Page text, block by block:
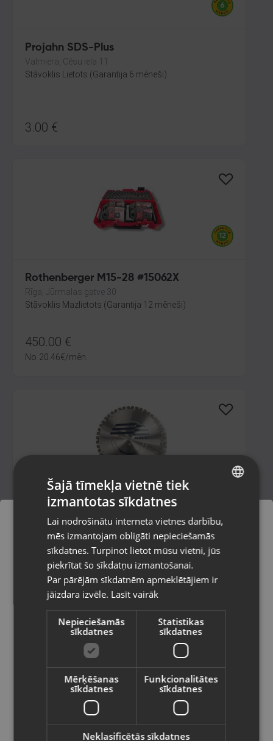
Projahn SDS-Plus
Valmiera, Cēsu iela 11
Stāvoklis Lietots (Garantija 6 mēneši)
3.00 €
Rothenberger M15-28 #15062X
Rīga, Jūrmalas gatve 30
Stāvoklis Mazlietots (Garantija 12 mēneši)
450.00 €
No 20.46€/mēn.
zanesis hand held high speed for
r.concrete premium
Ventspils, Kuldīgas iela 26
Stāvoklis Jauns (Garantija 24 mēneši)
60.00€
/mēn.
Makita HM 1200
Pasūtījumi tiks piegādāti uz
izvēlēto valsti
Vietnes saturs būs attēlots izvēlētajā
valodā
Valsts
Latviešu / Latvian
RUSSIAN
Šajā tīmekļa vietnē tiek
izmantotas sīkdatnes
Lai nodrošinātu interneta vietnes darbību,
mēs izmantojam obligāti nepieciešamās
sīkdatnes. Turpinot lietot mūsu vietni, jūs
piekrītat šo sīkdatņu izmantošanai.
Par pārējām sīkdatnēm apmeklētājiem ir
jāizdara izvēle. Lasīt vairāk
Nepieciešamās
sīkdatnes
Statistikas
sīkdatnes
Mērķēšanas
sīkdatnes
Funkcionalitātes
sīkdatnes
Neklasificētās sīkdatnes